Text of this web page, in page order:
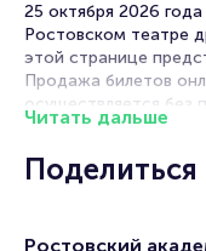
25 октября 2026
Ростовском театре
этой странице
Продажа билетов
осуществляется без
единственная
Билеты на
Читать дальше
Ростовский